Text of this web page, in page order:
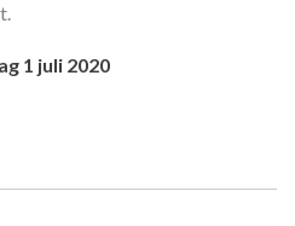
1 juli 2020